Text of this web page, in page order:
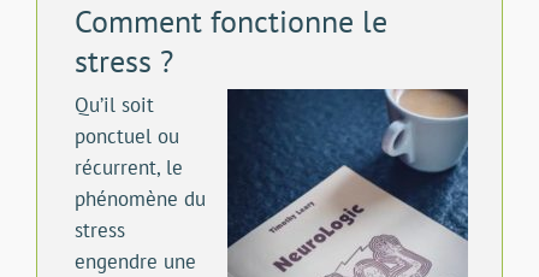
Comment fonctionne le
stress ?
Qu’il soit
ponctuel ou
récurrent, le
phénomène du
stress
engendre une